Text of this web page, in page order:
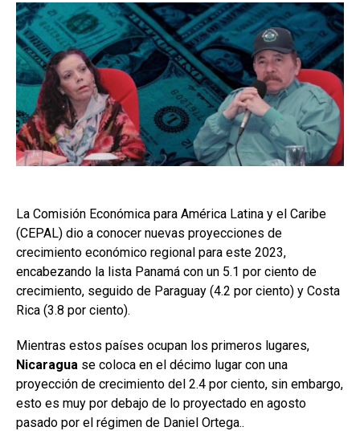
La Comisión Económica para América Latina y el Caribe
(CEPAL) dio a conocer nuevas proyecciones de
crecimiento económico regional para este 2023,
encabezando la lista Panamá con un 5.1 por ciento de
crecimiento, seguido de Paraguay (4.2 por ciento) y Costa
Rica (3.8 por ciento).
Mientras estos países ocupan los primeros lugares,
Nicaragua se coloca en el décimo lugar con una
proyección de crecimiento del 2.4 por ciento, sin embargo,
esto es muy por debajo de lo proyectado en agosto
pasado por el régimen de Daniel Ortega..